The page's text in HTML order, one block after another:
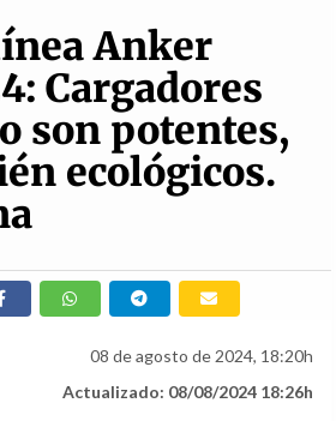
Anker
Cargadores
son potentes,
ecológicos.
08 de agosto de 2024, 18:20h
Actualizado: 08/08/2024 18:26h